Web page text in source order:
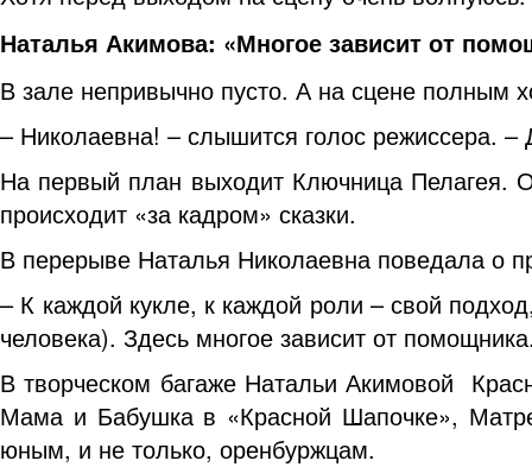
Наталья Акимова: «Многое зависит от
В зале непривычно пусто. А на сцене полным
– Николаевна! – слышится голос режиссера.
На первый план выходит Ключница Пелагея.
происходит «за кадром» сказки.
В перерыве Наталья Николаевна поведала о
– К каждой кукле, к каждой роли – свой
человека). Здесь многое зависит от
В творческом багаже Натальи Акимовой
Мама и Бабушка в «Красной Шапочке»,
юным, и не только, оренбуржцам.